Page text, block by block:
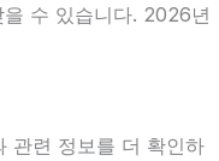
수 있습니다. 2026년
관련 정보를 더 확인하